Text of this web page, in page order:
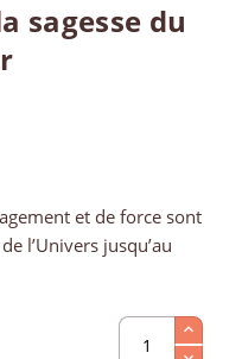
sagesse du
et de force sont
l’Univers jusqu’au